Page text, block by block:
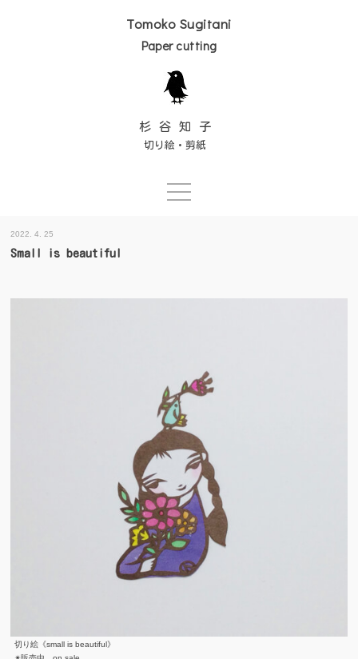
content
2022. 4. 25
Small is beautiful
切り絵《small is beautiful》
Tomoko Sugitani
Paper cutting
杉谷知子
切り絵・剪紙